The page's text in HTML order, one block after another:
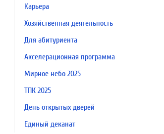
Карьера
Хозяйственная деятельность
Для абитуриента
Акселерационная программа
Мирное небо 2025
ТПК 2025
День открытых дверей
Единый деканат